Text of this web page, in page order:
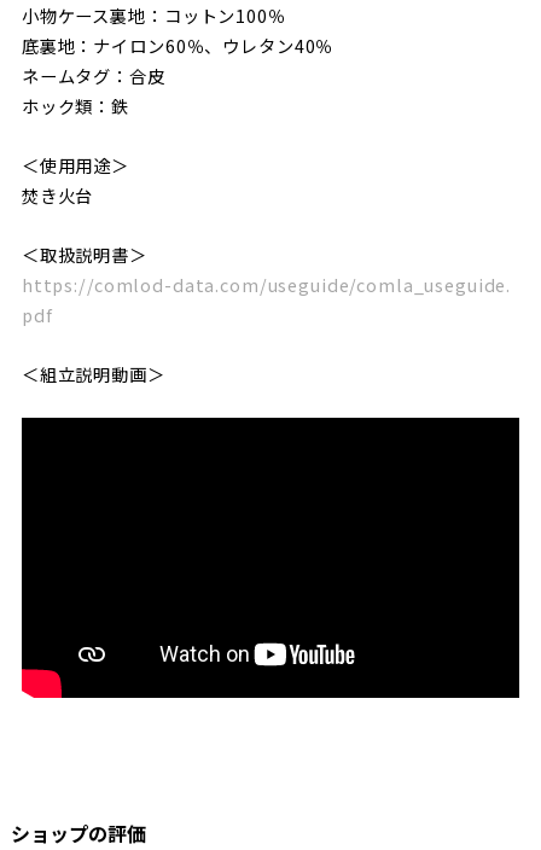
小物ケース裏地：コットン100％
底裏地：ナイロン60％、ウレタン40％
ネームタグ：合皮
ホック類：鉄
＜使用用途＞
焚き火台
＜取扱説明書＞
https://comlod-data.com/useguide/comla_useguide.
pdf
＜組立説明動画＞
ショップの評価